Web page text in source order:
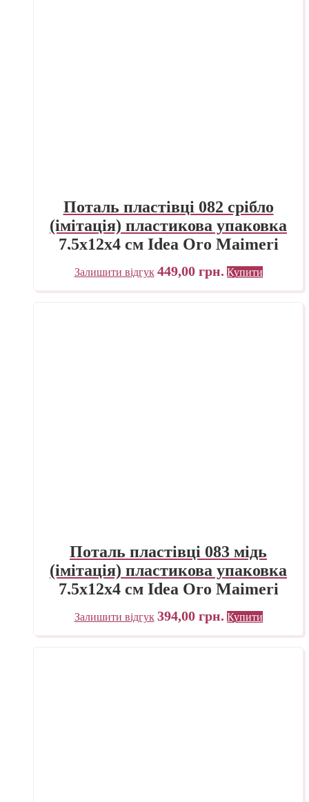
Поталь пластівці 082 срібло
(імітація) пластикова упаковка
7,5х12х4 см Idea Oro Maimeri
Італія
Залишити відгук 449,00 грн. Купити
Поталь пластівці 083 мідь
(імітація) пластикова упаковка
7,5х12х4 см Idea Oro Maimeri
Італія
Залишити відгук 394,00 грн. Купити